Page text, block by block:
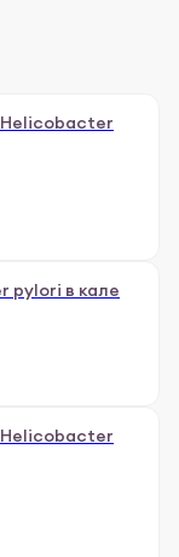
Helicobacter
pylori в кале
Helicobacter